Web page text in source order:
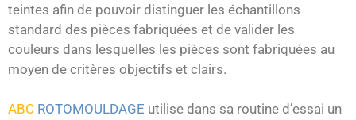
teintes afin de pouvoir distinguer les échantillons
standard des pièces fabriquées et de valider les
couleurs dans lesquelles les pièces sont fabriquées au
moyen de critères objectifs et clairs.
ABC ROTOMOULDAGE utilise dans sa routine d’essai un